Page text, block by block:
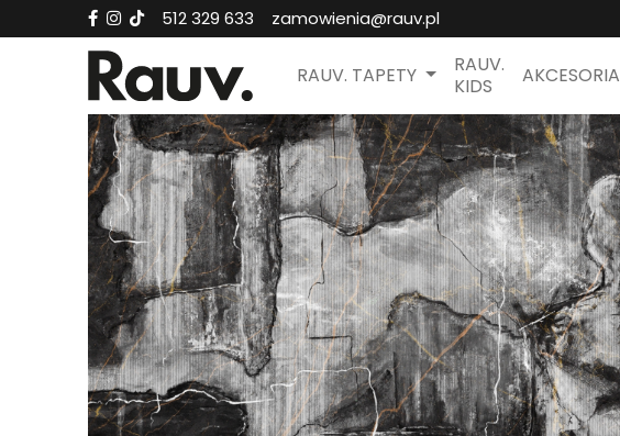
512 329 633 zamowienia@rauv.pl
RAUV. TAPETY
RAUV.
KIDS
AKCESORIA